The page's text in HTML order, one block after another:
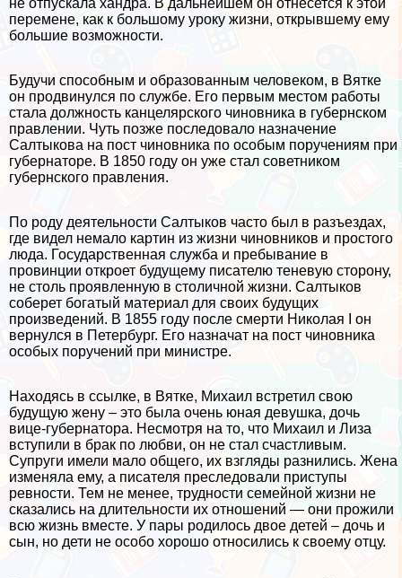
не отпускала хандра. В дальнейшем он отнесется к этой
перемене, как к большому уроку жизни, открывшему ему
большие возможности.
Будучи способным и образованным человеком, в Вятке
он продвинулся по службе. Его первым местом работы
стала должность канцелярского чиновника в губернском
правлении. Чуть позже последовало назначение
Салтыкова на пост чиновника по особым поручениям при
губернаторе. В 1850 году он уже стал советником
губернского правления.
По роду деятельности Салтыков часто был в разъездах,
где видел немало картин из жизни чиновников и простого
люда. Государственная служба и пребывание в
провинции откроет будущему писателю теневую сторону,
не столь проявленную в столичной жизни. Салтыков
соберет богатый материал для своих будущих
произведений. В 1855 году после cмepти Николая I он
вернулся в Петербург. Его назначат на пост чиновника
особых поручений при министре.
Находясь в ссылке, в Вятке, Михаил встретил свою
будущую жену – это была очень юная дeвyшка, дочь
вице-губернатора. Несмотря на то, что Михаил и Лиза
вступили в бpaк по любви, он не стал счастливым.
Супруги имели мало общего, их взгляды разнились. Жена
изменяла ему, а писателя преследовали приступы
ревности. Тем не менее, трудности семейной жизни не
сказались на длительности их отношений — они прожили
всю жизнь вместе. У пары родилось двое детей – дочь и
сын, но дети не особо хорошо относились к своему отцу.